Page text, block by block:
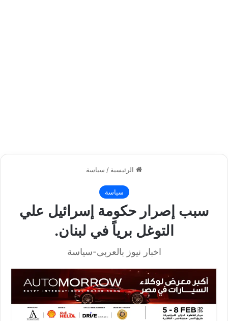
الرئيسية / سياسة
سياسة
سبب إصرار حكومة إسرائيل علي
التوغل برياً في لبنان.
اخبار نيوز بالعربى-سياسة